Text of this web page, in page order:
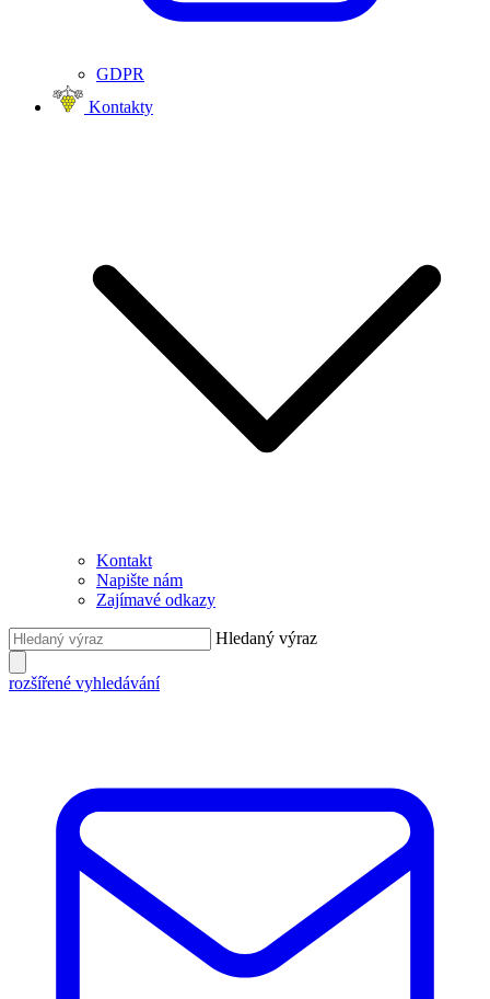
GDPR
Kontakty
Kontakt
Napište nám
Zajímavé odkazy
Hledaný výraz
rozšířené vyhledávání